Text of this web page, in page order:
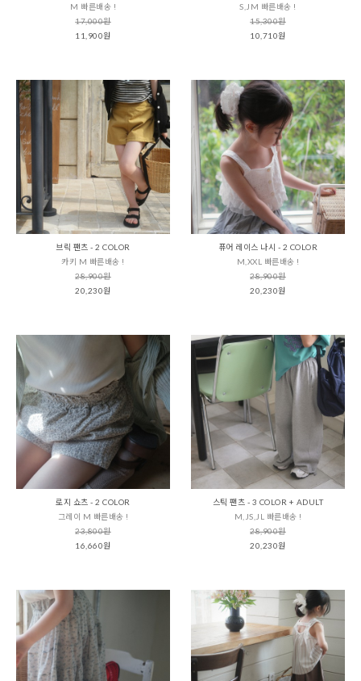
M 빠른배송 !
17,000원
11,900원
S,JM 빠른배송 !
15,300원
10,710원
브릭 팬츠 - 2 COLOR
카키 M 빠른배송 !
28,900원
20,230원
퓨어 레이스 나시 - 2 COLOR
M,XXL 빠른배송 !
28,900원
20,230원
로지 쇼츠 - 2 COLOR
그레이 M 빠른배송 !
23,800원
16,660원
스틱 팬츠 - 3 COLOR + ADULT
M,JS,JL 빠른배송 !
28,900원
20,230원